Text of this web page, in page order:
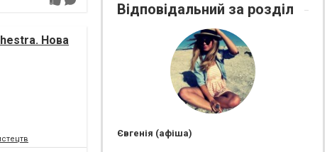
Нова
Відповідальний за розділ
Євгенія (афіша)